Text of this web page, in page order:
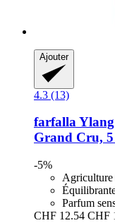
Ajouter
4.3 (13)
farfalla
Grand Cru,
-5%
Agriculture
Parfum
CHF 12.54 CHF